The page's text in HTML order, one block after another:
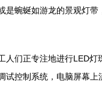
蜿蜒如游龙的景观灯
们正专注地进行LED
控制系统，电脑屏幕上